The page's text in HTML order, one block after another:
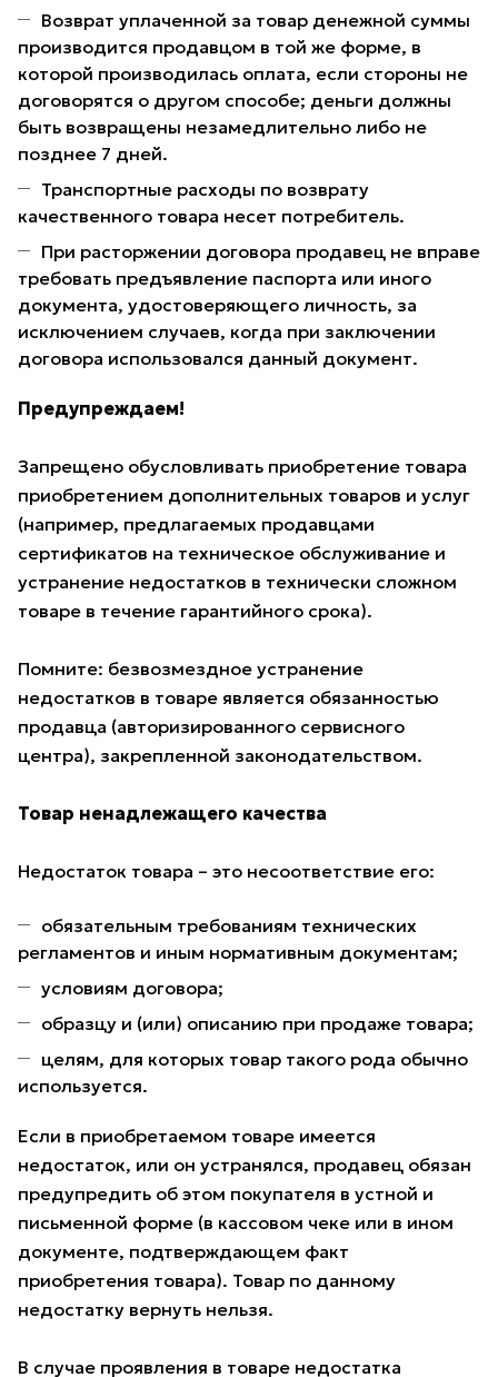
Возврат уплаченной за товар денежной суммы
производится продавцом в той же форме, в
которой производилась оплата, если стороны не
договорятся о другом способе; деньги должны
быть возвращены незамедлительно либо не
позднее 7 дней.
Транспортные расходы по возврату
качественного товара несет потребитель.
При расторжении договора продавец не вправе
требовать предъявление паспорта или иного
документа, удостоверяющего личность, за
исключением случаев, когда при заключении
договора использовался данный документ.
Предупреждаем!
Запрещено обусловливать приобретение товара
приобретением дополнительных товаров и услуг
(например, предлагаемых продавцами
сертификатов на техническое обслуживание и
устранение недостатков в технически сложном
товаре в течение гарантийного срока).
Помните: безвозмездное устранение
недостатков в товаре является обязанностью
продавца (авторизированного сервисного
центра), закрепленной законодательством.
Товар ненадлежащего качества
Недостаток товара – это несоответствие его:
обязательным требованиям технических
регламентов и иным нормативным документам;
условиям договора;
образцу и (или) описанию при продаже товара;
целям, для которых товар такого рода обычно
используется.
Если в приобретаемом товаре имеется
недостаток, или он устранялся, продавец обязан
предупредить об этом покупателя в устной и
письменной форме (в кассовом чеке или в ином
документе, подтверждающем факт
приобретения товара). Товар по данному
недостатку вернуть нельзя.
В случае проявления в товаре недостатка